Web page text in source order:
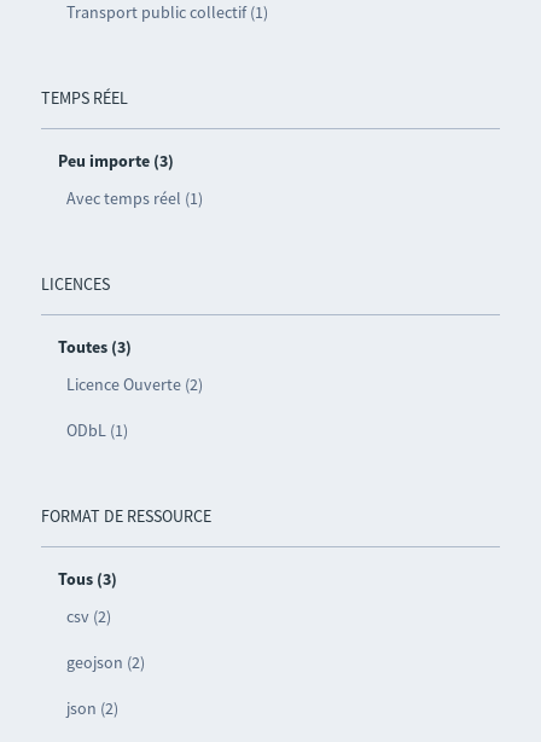
Transport public collectif (1)
TEMPS RÉEL
Peu importe (3)
Avec temps réel (1)
LICENCES
Toutes (3)
Licence Ouverte (2)
ODbL (1)
FORMAT DE RESSOURCE
Tous (3)
csv (2)
geojson (2)
json (2)